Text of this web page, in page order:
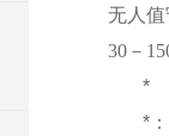
无人
30－
*
*：